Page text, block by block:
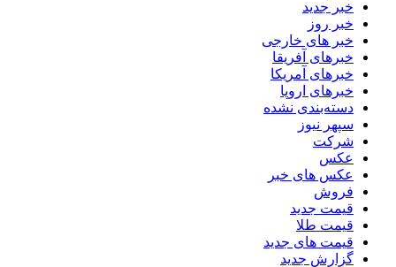
خبر جدید
خبر روز
خبر های خارجی
خبرهای آفریقا
خبرهای آمریکا
خبرهای اروپا
دسته‌بندی نشده
سپهر نیوز
شرکت
عکس
عکس های خبر
فروش
قیمت جدید
قیمت طلا
قیمت های جدید
گزارش جدید